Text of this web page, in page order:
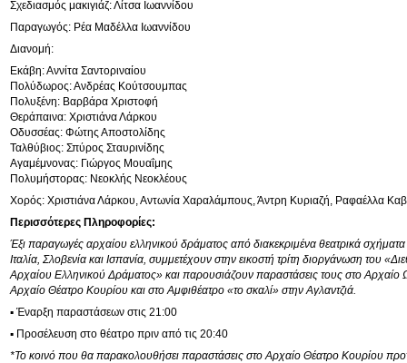
Σχεδιασμός μακιγιάζ: Λίτσα Ιωαννίδου
Παραγωγός: Ρέα Μαδέλλα Ιωαννίδου
Διανομή:
Εκάβη: Αννίτα Σαντοριναίου
Πολύδωρος: Ανδρέας Κούτσουμπας
Πολυξένη: Βαρβάρα Χριστοφή
Θεράπαινα: Χριστιάνα Λάρκου
Οδυσσέας: Φώτης Αποστολίδης
Ταλθύβιος: Σπύρος Σταυρινίδης
Αγαμέμνονας: Γιώργος Μουαΐμης
Πολυμήστορας: Νεοκλής Νεοκλέους
Χορός: Χριστιάνα Λάρκου, Αντωνία Χαραλάμπους, Άντρη Κυριαζή, Ραφαέλλα
Περισσότερες Πληροφορίες:
Έξι παραγωγές αρχαίου ελληνικού δράματος από διακεκριμένα θεατρικά
Ιταλία, Σλοβενία και Ισπανία, συμμετέχουν στην εικοστή τρίτη διοργάνωση του
Αρχαίου Ελληνικού Δράματος» και παρουσιάζουν παραστάσεις τους στο Αρχαίο
Αρχαίο Θέατρο Κουρίου και στο Αμφιθέατρο «το σκαλί» στην Αγλαντζιά.
▪ Έναρξη παραστάσεων στις 21:00
▪ Προσέλευση στο θέατρο πριν από τις 20:40
*Το κοινό που θα παρακολουθήσει παραστάσεις στο Αρχαίο Θέατρο Κουρίου